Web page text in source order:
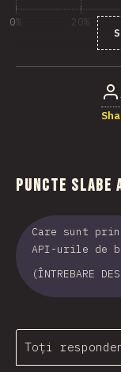
0% 20%
Puncte slabe
Care sunt
API-urile de
(ÎNTREBARE
Toți